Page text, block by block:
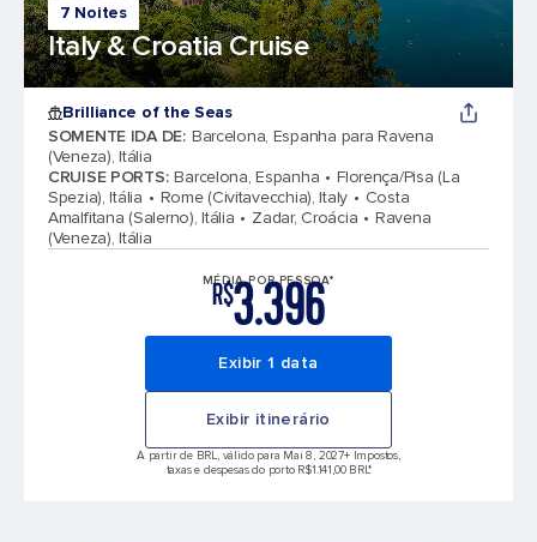
7 Noites
Italy & Croatia Cruise
Brilliance of the Seas
SOMENTE IDA DE: Barcelona, Espanha para Ravena
(Veneza), Itália
CRUISE PORTS: Barcelona, Espanha
Florença/Pisa (La
Spezia), Itália
Rome (Civitavecchia), Italy
Costa
Amalfitana (Salerno), Itália
Zadar, Croácia
Ravena
(Veneza), Itália
MÉDIA POR PESSOA*
R$3.396
Exibir 1 data
Exibir itinerário
A partir de BRL, válido para Mai 8, 2027+ Impostos,
taxas e despesas do porto R$1.141,00 BRL*